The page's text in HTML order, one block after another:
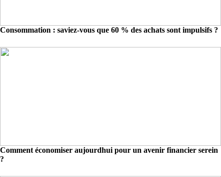
Consommation : saviez-vous que 60 % des achats sont impulsifs ?
Comment économiser aujourdhui pour un avenir financier serein
?